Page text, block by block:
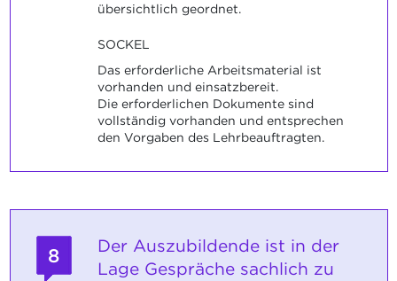
übersichtlich geordnet.
SOCKEL
Das erforderliche Arbeitsmaterial ist
vorhanden und einsatzbereit.
Die erforderlichen Dokumente sind
vollständig vorhanden und entsprechen
den Vorgaben des Lehrbeauftragten.
8
Der Auszubildende ist in der
Lage Gespräche sachlich zu